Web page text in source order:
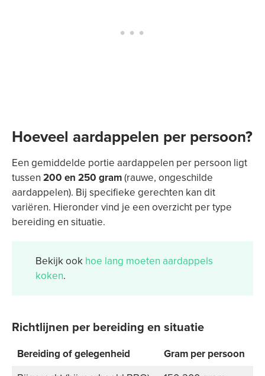
Hoeveel aardappelen per persoon?
Een gemiddelde portie aardappelen per persoon ligt
tussen 200 en 250 gram(rauwe, ongeschilde
aardappelen). Bij specifieke gerechten kan dit
variëren. Hieronder vind je een overzicht per type
bereiding en situatie.
Bekijk ook hoe lang moeten aardappels
koken.
Richtlijnen per bereiding en situatie
Bereiding of gelegenheid
Gram per persoon